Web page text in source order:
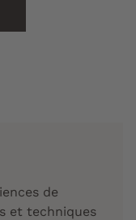
de
et techniques